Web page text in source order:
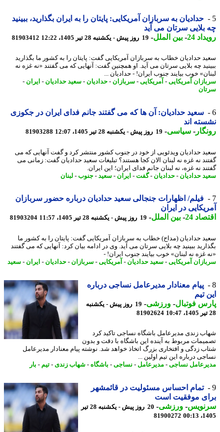
حدادیان به سربازان آمریکایی: پایتان را به ایران بگذارید، ببینید
سرتان می آید
24
-بین الملل-19 روز پیش - یکشنبه 28 تیر 1405، 12:22 81903412
حدادیان خطاب به سربازان آمریکایی گفت: پایتان را به کشور ما بگذارید
چه بلایی سرتان می آید. او همچنین گفت: آنهایی که می گفتند «نه غزه نه
خوب بیایند جنوب ایران! - حدادیان ...
آمریکایی-آمریکایی-سربازان- حدادیان -سعید حدادیان -ایران -
سعید حدادیان: آن ها که می گفتند جانم فدای ایران در جکوزی
اند
-سیاسی-19 روز پیش - یکشنبه 28 تیر 1405، 12:07 81903288
حدادیان ویدئویی از خود در جنوب کشور منتشر کرد و گفت آنهایی که می
نه غزه نه لبنان الان کجا هستند؟ تبلیغات سعید حدادیان گفت: زمانی می
نه غزه، نه لبنان جانم فدای ایران؛ این ایران.
حدادیان -حدادیان -گفت-ایران - سعید-جنوب-لبنان
فیلم/ اظهارات جنجالی سعید حدادیان درباره حضور سربازان
در ایران
24
-بین الملل-19 روز پیش - یکشنبه 28 تیر 1405، 11:57 81903204
حدادیان (مداح) خطاب به سربازان آمریکایی گفت: پایتان را به کشور ما
ببینید چه بلایی سرتان می آید. وی در ادامه بیان کرد: آنهایی که می گفتند
غزه نه لبنان» خوب بیایند جنوب ایران! -
آمریکایی-سعید حدادیان -آمریکایی-سربازان- حدادیان -ایران - سعید
پیام معنادار مدیرعامل نساجی درباره
تیم
فوتبال-ورزشی-
19 روز پیش - یکشنبه
81902624
زندی مدیرعامل باشگاه نساجی تاکید کرد
مربوط به آینده این باشگاه با دقت و بدون
زدگی و افتخاری بزرگ اتخاذ خواهد شد. نوشته پیام معنادار مدیرعامل
درباره این تیم اولین ...
نساجی-مدیرعامل-نساجی-باشگاه-شهاب زندی -تیم -بار
تمام احساس مسئولیت در قائمشهر
موفقیت است
-ورزشی-
20 روز پیش - یکشنبه 28 تیر
81900272